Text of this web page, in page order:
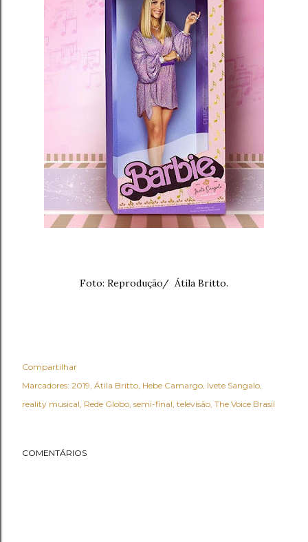
Foto: Reprodução/ Átila Britto.
Compartilhar
Marcadores: 2019 Átila Britto Hebe Camargo Ivete Sangalo
reality musical Rede Globo semi-final televisão The Voice Brasil
COMENTÁRIOS